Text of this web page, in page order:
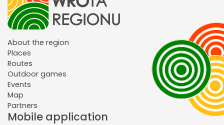
About the region
Places
Routes
Outdoor games
Events
Map
Partners
Mobile application